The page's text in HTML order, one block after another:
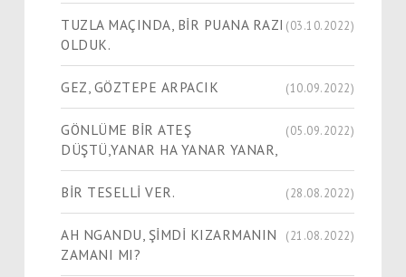
TUZLA MAÇINDA, BİR PUANA RAZI
OLDUK.
(03.10.2022)
GEZ, GÖZTEPE ARPACIK (10.09.2022)
GÖNLÜME BİR ATEŞ
DÜŞTÜ,YANAR HA YANAR YANAR,
(05.09.2022)
BİR TESELLİ VER. (28.08.2022)
AH NGANDU, ŞİMDİ KIZARMANIN
ZAMANI MI?
(21.08.2022)